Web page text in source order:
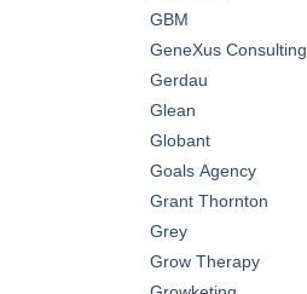
GBM
GeneXus Consulting
Gerdau
Glean
Globant
Goals Agency
Grant Thornton
Grey
Grow Therapy